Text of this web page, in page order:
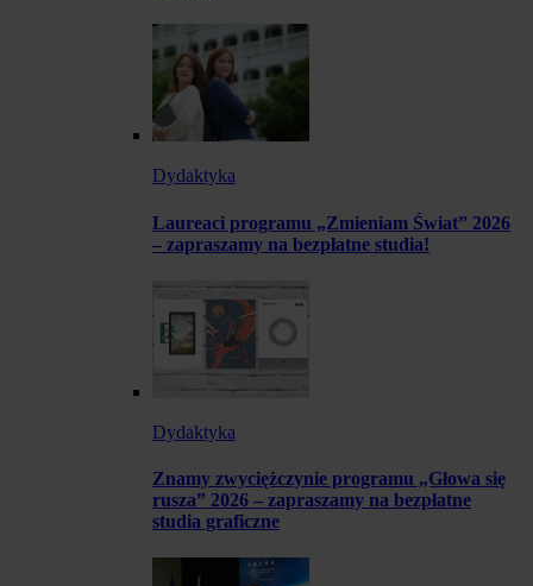
Dydaktyka
Laureaci programu „Zmieniam Świat” 2026
– zapraszamy na bezpłatne studia!
Dydaktyka
Znamy zwyciężczynie programu „Głowa się
rusza” 2026 – zapraszamy na bezpłatne
studia graficzne